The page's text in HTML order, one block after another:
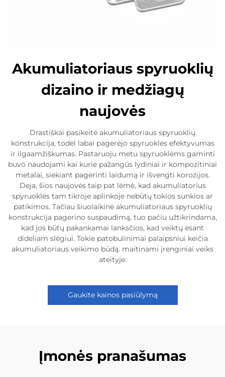
Akumuliatoriaus spyruoklių
dizaino ir medžiagų
naujovės
Drastiškai pasikeitė akumuliatoriaus spyruoklių
konstrukcija, todėl labai pagerėjo spyruoklės efektyvumas
ir ilgaamžiškumas. Pastaruoju metu spyruoklėms gaminti
buvo naudojami kai kurie pažangūs lydiniai ir kompozitiniai
metalai, siekiant pagerinti laidumą ir išvengti korozijos.
Deja, šios naujovės taip pat lėmė, kad akumuliatorius
spyruoklės tam tikroje aplinkoje nebūtų tokios sunkios ar
patikimos. Tačiau šiuolaikinė akumuliatoriaus spyruoklių
konstrukcija pagerino suspaudimą, tuo pačiu užtikrindama,
kad jos būtų pakankamai lanksčios, kad veiktų esant
dideliam slėgiui. Tokie patobulinimai palaipsniui keičia
akumuliatoriaus veikimo būdą. maitinami įrenginiai veiks
ateityje.
Gaukite kainos pasiūlymą
Įmonės pranašumas